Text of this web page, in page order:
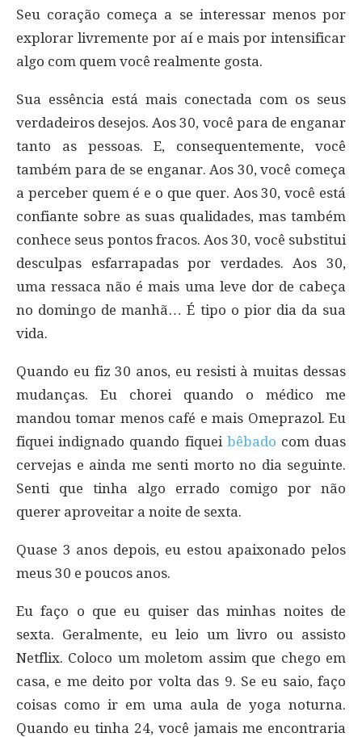
Seu coração começa a se interessar menos por
explorar livremente por aí e mais por intensificar
algo com quem você realmente gosta.
Sua essência está mais conectada com os seus
verdadeiros desejos. Aos 30, você para de enganar
tanto as pessoas. E, consequentemente, você
também para de se enganar. Aos 30, você começa
a perceber quem é e o que quer. Aos 30, você está
confiante sobre as suas qualidades, mas também
conhece seus pontos fracos. Aos 30, você substitui
desculpas esfarrapadas por verdades. Aos 30,
uma ressaca não é mais uma leve dor de cabeça
no domingo de manhã… É tipo o pior dia da sua
vida.
Quando eu fiz 30 anos, eu resisti à muitas dessas
mudanças. Eu chorei quando o médico me
mandou tomar menos café e mais Omeprazol. Eu
fiquei indignado quando fiquei bêbado com duas
cervejas e ainda me senti morto no dia seguinte.
Senti que tinha algo errado comigo por não
querer aproveitar a noite de sexta.
Quase 3 anos depois, eu estou apaixonado pelos
meus 30 e poucos anos.
Eu faço o que eu quiser das minhas noites de
sexta. Geralmente, eu leio um livro ou assisto
Netflix. Coloco um moletom assim que chego em
casa, e me deito por volta das 9. Se eu saio, faço
coisas como ir em uma aula de yoga noturna.
Quando eu tinha 24, você jamais me encontraria